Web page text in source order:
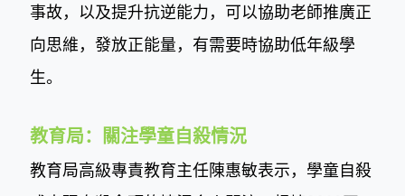
事故，以及提升抗逆能力，可以協助老師推廣正
向思維，發放正能量，有需要時協助低年級學
生。
教育局：關注學童自殺情況
教育局高級專責教育主任陳惠敏表示，學童自殺